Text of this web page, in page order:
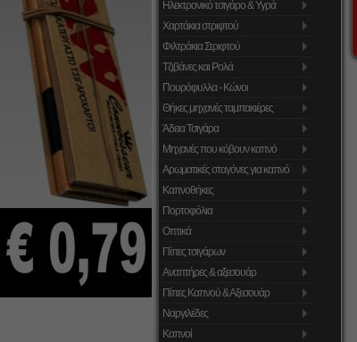
Ηλεκτρονικό τσιγάρο & Υγρά
Χαρτάκια στριφτού
Φιλτράκια Στριφτού
Τζιβάνες και Ρολά
Πουρόφυλλα - Κώνοι
Θήκες μηχανές ταμπακιέρες
Άδεια Τσιγάρα
Μηχανές που κόβουν καπνό
Αρωματικές σταγόνες για καπνό
Καπνοθήκες
Πορτοφόλια
Οπτικά
Πίπες τσιγάρων
Αναπτήρες & αξεσουάρ
Πίπες Καπνού & Αξεσουάρ
Ναργιλέδες
Καπνοί